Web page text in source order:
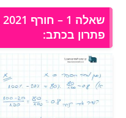
פתרון בכתב: